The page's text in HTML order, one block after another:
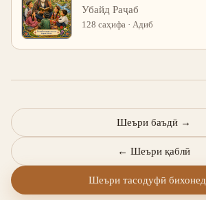
Убайд Раҷаб
128 саҳифа · Адиб
← Шеъри қаблӣ
Шеъри баъдӣ →
Шеъри тасодуфӣ бихонед